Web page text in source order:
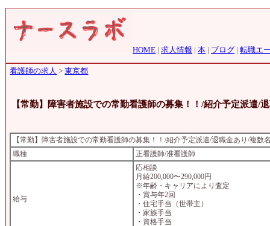
HOME | 求人情報 | 本 | ブログ | 転職エ
看護師の求人 >東京都
【常勤】障害者施設での常勤看護師の募集！！/紹介予定派遣
【常勤】障害者施設での常勤看護師の募集！！/紹介予定派遣/退職金あり/複数
職種
正看護師/准看護師
給与
応相談
月給200,000〜290,000円
※年齢・キャリアにより査定
・賞与年2回
・住宅手当（世帯主）
・家族手当
・資格手当